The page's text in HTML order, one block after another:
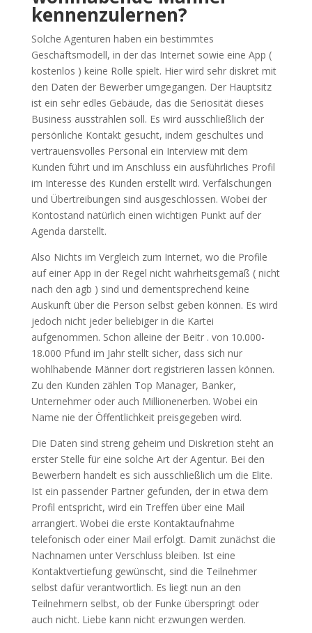
kennenzulernen?
Solche Agenturen haben ein bestimmtes
Geschäftsmodell, in der das Internet sowie eine App (
kostenlos ) keine Rolle spielt. Hier wird sehr diskret mit
den Daten der Bewerber umgegangen. Der Hauptsitz
ist ein sehr edles Gebäude, das die Seriosität dieses
Business ausstrahlen soll. Es wird ausschließlich der
persönliche Kontakt gesucht, indem geschultes und
vertrauensvolles Personal ein Interview mit dem
Kunden führt und im Anschluss ein ausführliches Profil
im Interesse des Kunden erstellt wird. Verfälschungen
und Übertreibungen sind ausgeschlossen. Wobei der
Kontostand natürlich einen wichtigen Punkt auf der
Agenda darstellt.
Also Nichts im Vergleich zum Internet, wo die Profile
auf einer App in der Regel nicht wahrheitsgemäß ( nicht
nach den agb ) sind und dementsprechend keine
Auskunft über die Person selbst geben können. Es wird
jedoch nicht jeder beliebiger in die Kartei
aufgenommen. Schon alleine der Beitr . von 10.000-
18.000 Pfund im Jahr stellt sicher, dass sich nur
wohlhabende Männer dort registrieren lassen können.
Zu den Kunden zählen Top Manager, Banker,
Unternehmer oder auch Millionenerben. Wobei ein
Name nie der Öffentlichkeit preisgegeben wird.
Die Daten sind streng geheim und Diskretion steht an
erster Stelle für eine solche Art der Agentur. Bei den
Bewerbern handelt es sich ausschließlich um die Elite.
Ist ein passender Partner gefunden, der in etwa dem
Profil entspricht, wird ein Treffen über eine Mail
arrangiert. Wobei die erste Kontaktaufnahme
telefonisch oder einer Mail erfolgt. Damit zunächst die
Nachnamen unter Verschluss bleiben. Ist eine
Kontaktvertiefung gewünscht, sind die Teilnehmer
selbst dafür verantwortlich. Es liegt nun an den
Teilnehmern selbst, ob der Funke überspringt oder
auch nicht. Liebe kann nicht erzwungen werden.